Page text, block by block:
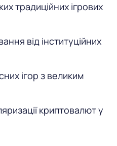
традиційних ігрових
від інституційних
ігор з великим
криптовалют у